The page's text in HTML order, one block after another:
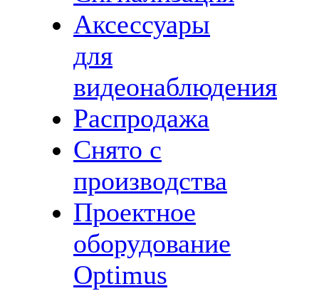
Аксессуары
для
видеонаблюдения
Распродажа
Снято с
производства
Проектное
оборудование
Optimus